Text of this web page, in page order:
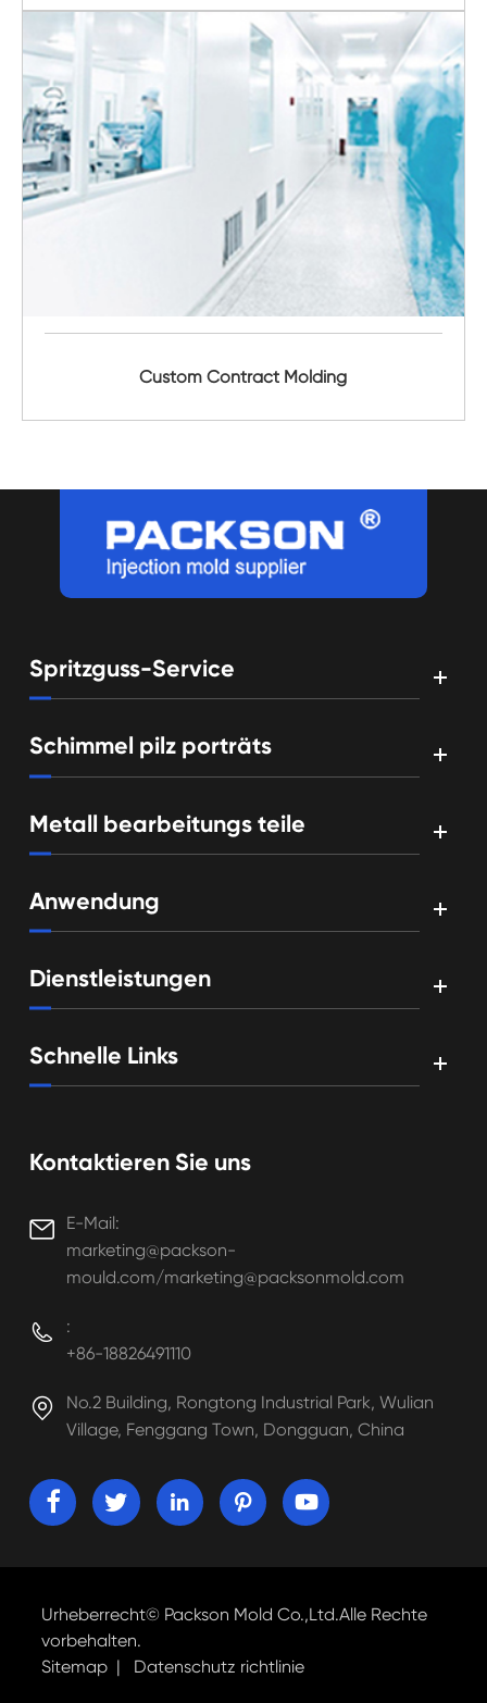
Custom Contract Molding
Spritzguss-Service
Schimmel pilz porträts
Metall bearbeitungs teile
Anwendung
Dienstleistungen
Schnelle Links
Kontaktieren Sie uns

E-Mail:
marketing@packson-
mould.com/marketing@packsonmold.com

:
+86-18826491110

No.2 Building, Rongtong Industrial Park, Wulian
Village, Fenggang Town, Dongguan, China
    
Urheberrecht© Packson Mold Co.,Ltd.Alle Rechte
vorbehalten.
Sitemap| Datenschutz richtlinie